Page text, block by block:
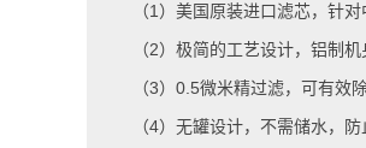
（1 ）美国原装进口滤芯，针
（2）极简的工艺设计，铝制
（3） 0.5微米精过滤，可有效
（4）无罐设计，不需储水，防